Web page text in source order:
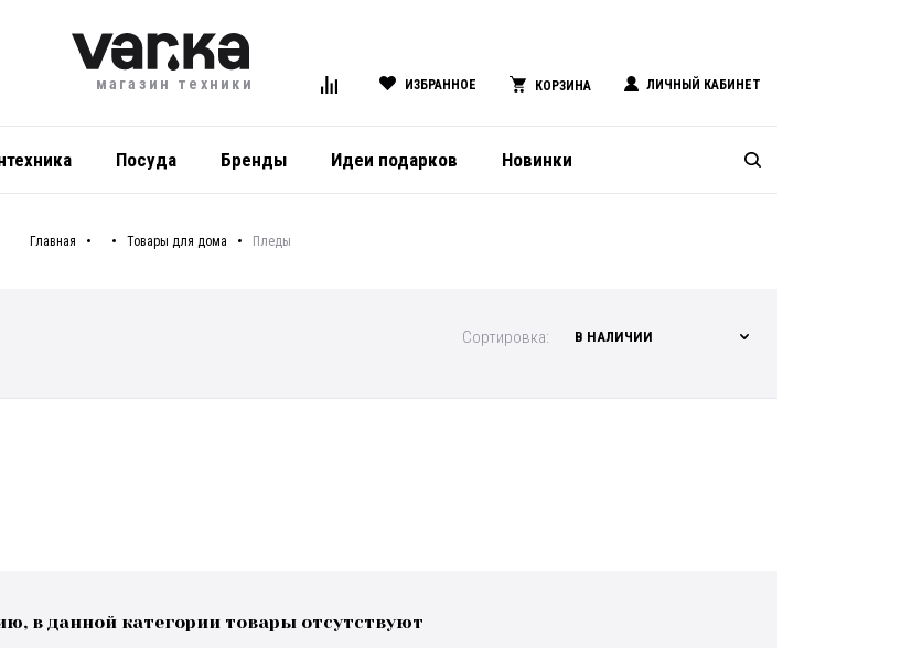
магазин техники ИЗБРАННОЕ КОРЗИНА ЛИЧНЫЙ КАБИНЕТ
Посуда Бренды Идеи подарков Новинки
Главная Товары для дома Пледы
Сортировка: В НАЛИЧИИ
в данной категории товары отсутствуют